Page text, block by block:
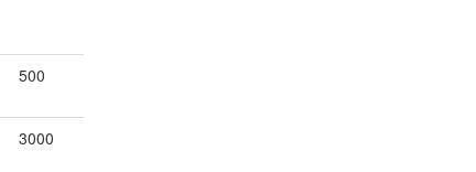
500
3000